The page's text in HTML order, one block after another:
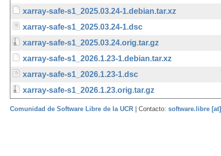
xarray-safe-s1_2025.03.24-1.debian.tar.xz
xarray-safe-s1_2025.03.24-1.dsc
xarray-safe-s1_2025.03.24.orig.tar.gz
xarray-safe-s1_2026.1.23-1.debian.tar.xz
xarray-safe-s1_2026.1.23-1.dsc
xarray-safe-s1_2026.1.23.orig.tar.gz
Comunidad de Software Libre de la UCR | Contacto: software.libre